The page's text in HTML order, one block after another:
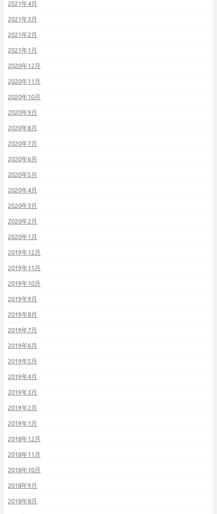
2021年4月
2021年3月
2021年2月
2021年1月
2020年12月
2020年11月
2020年10月
2020年9月
2020年8月
2020年7月
2020年6月
2020年5月
2020年4月
2020年3月
2020年2月
2020年1月
2019年12月
2019年11月
2019年10月
2019年9月
2019年8月
2019年7月
2019年6月
2019年5月
2019年4月
2019年3月
2019年2月
2019年1月
2018年12月
2018年11月
2018年10月
2018年9月
2018年8月